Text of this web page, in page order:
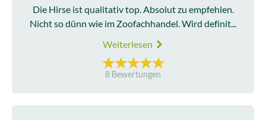
Die Hirse ist qualitativ top. Absolut zu empfehlen.
Nicht so dünn wie im Zoofachhandel. Wird definit...
Weiterlesen
8 Bewertungen